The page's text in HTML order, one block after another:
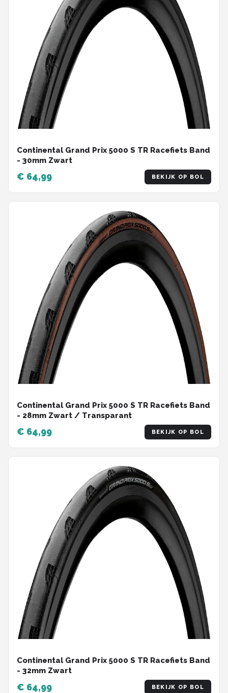
Continental Grand Prix 5000 S TR Racefiets Band
- 30mm Zwart
€ 64,99 BEKIJK OP BOL
Continental Grand Prix 5000 S TR Racefiets Band
- 28mm Zwart / Transparant
€ 64,99 BEKIJK OP BOL
Continental Grand Prix 5000 S TR Racefiets Band
- 32mm Zwart
€ 64,99 BEKIJK OP BOL